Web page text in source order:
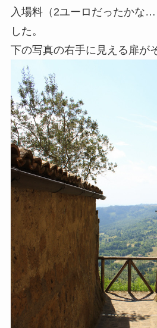
入場料（2ユーロだったかな
した。
下の写真の右手に見える扉が